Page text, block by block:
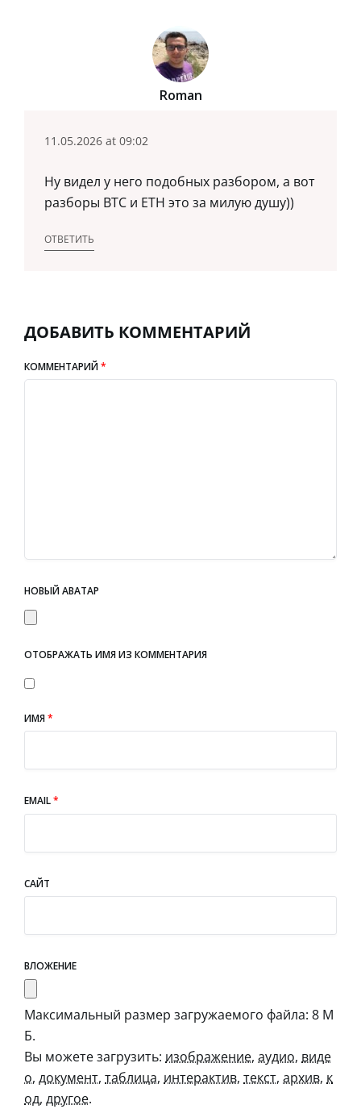
Roman
11.05.2026 at 09:02
Ну видел у него подобных разбором, а вот
разборы BTC и ETH это за милую душу))
ОТВЕТИТЬ
ДОБАВИТЬ КОММЕНТАРИЙ
КОММЕНТАРИЙ*
НОВЫЙ АВАТАР
ОТОБРАЖАТЬ ИМЯ ИЗ КОММЕНТАРИЯ
ИМЯ*
EMAIL*
САЙТ
ВЛОЖЕНИЕ
Максимальный размер загружаемого файла: 8 М
Б.
Вы можете загрузить: изображение, аудио, виде
о, документ, таблица, интерактив, текст, архив, к
од, другое.